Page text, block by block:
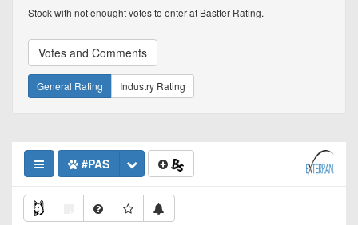
Stock with not enought votes to enter at Bastter Rating.
Votes and Comments
General Rating Industry Rating
#PAS